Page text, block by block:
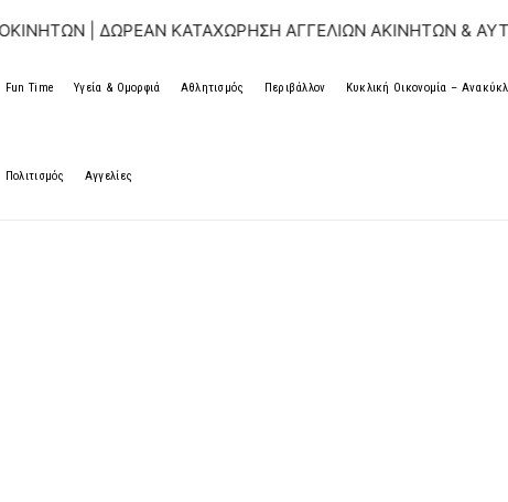
| ΔΩΡΕΑΝ ΚΑΤΑΧΩΡΗΣΗ ΑΓΓΕΛΙΩΝ ΑΚΙΝΗΤΩΝ &
Fun Time Υγεία & Ομορφιά Αθλητισμός Περιβάλλον Κυκλική Οικονομία –
Πολιτισμός Αγγελίες